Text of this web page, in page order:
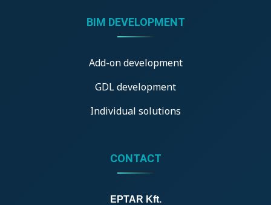
BIM DEVELOPMENT
Add-on development
GDL development
Individual solutions
CONTACT
EPTAR Kft.